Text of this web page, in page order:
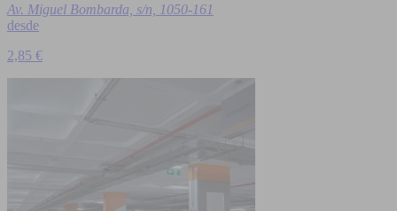
Av. Miguel Bombarda, s/n, 1050-161
desde
2,85 €